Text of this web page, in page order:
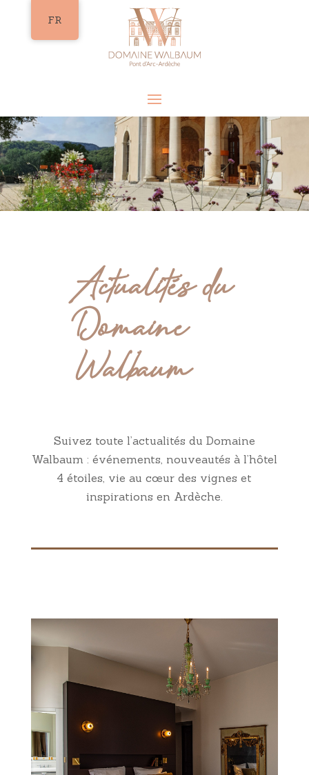
Actualités du
Domaine
Walbaum
Suivez toute l’actualités du Domaine
Walbaum : événements, nouveautés à l’hôtel
4 étoiles, vie au cœur des vignes et
inspirations en Ardèche.
FR